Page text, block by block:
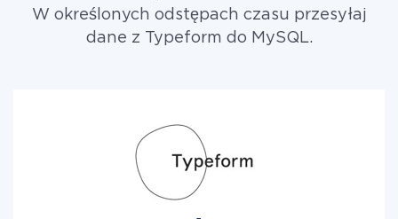
W określonych odstępach czasu przesyłaj
dane z Typeform do MySQL.